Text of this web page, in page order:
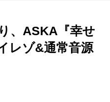
、ASKA『幸せ
レゾ&通常音源